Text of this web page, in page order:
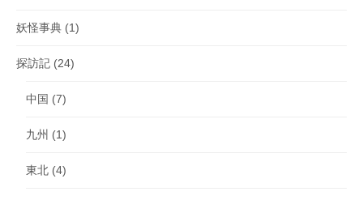
妖怪事典 (1)
探訪記 (24)
中国 (7)
九州 (1)
東北 (4)